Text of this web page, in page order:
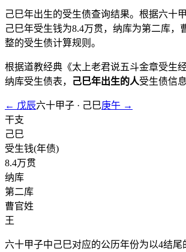
己巳年出生的受生债查询结果。根据六十
己巳年受生钱为8.4万贯，纳库为第二库，
整的受生债计算规则。
根据道教经典《太上老君说五斗金章受生
纳库受生债表，
己巳年出生的人受生债信
← 戊辰六十甲子 · 己巳庚午 →
干支
己巳
受生钱(年债)
8.4万贯
纳库
第二库
曹官姓
王
六十甲子中己巳对应的公历年份为以4结尾